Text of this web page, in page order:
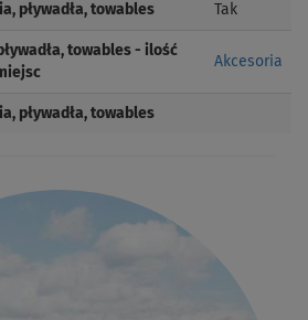
pływadła, towables Tak
towables - ilość
Akcesoria
pływadła, towables